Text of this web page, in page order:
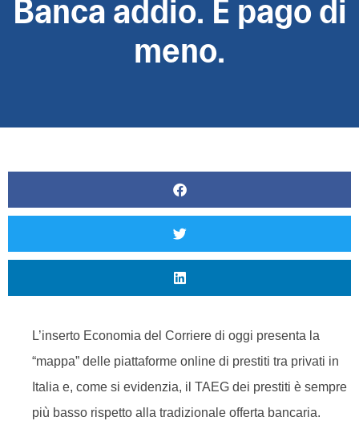
Banca addio. E pago di
meno.
L’inserto Economia del Corriere di oggi presenta la
“mappa” delle piattaforme online di prestiti tra privati in
Italia e, come si evidenzia, il TAEG dei prestiti è sempre
più basso rispetto alla tradizionale offerta bancaria.